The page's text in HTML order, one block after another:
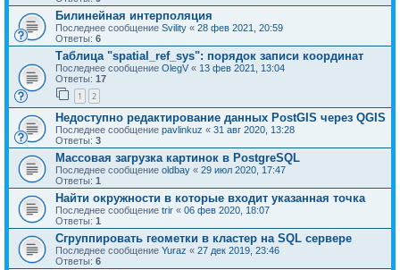
Билинейная интерполяция
Последнее сообщение Svility « 28 фев 2021, 20:59
Ответы: 6
Таблица "spatial_ref_sys": порядок записи координат
Последнее сообщение OlegV « 13 фев 2021, 13:04
Ответы: 17
1 2
Недоступно редактирование данных PostGIS через QGIS
Последнее сообщение pavlinkuz « 31 авг 2020, 13:28
Ответы: 3
Массовая загрузка картинок в PostgreSQL
Последнее сообщение oldbay « 29 июл 2020, 17:47
Ответы: 1
Найти окружности в которые входит указанная точка
Последнее сообщение trir « 06 фев 2020, 18:07
Ответы: 1
Сгруппировать геометки в кластер на SQL сервере
Последнее сообщение Yuraz « 27 дек 2019, 23:46
Ответы: 6